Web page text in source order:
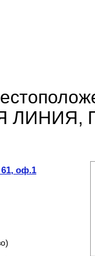
ЛИНИЯ,
оф.1